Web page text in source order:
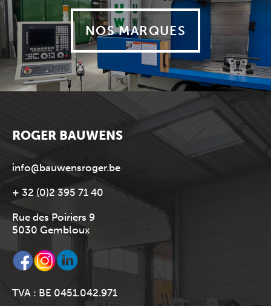
NOS MARQUES
ROGER BAUWENS
info@bauwensroger.be
+ 32 (0)2 395 71 40
Rue des Poiriers 9
5030 Gembloux
TVA : BE 0451.042.971